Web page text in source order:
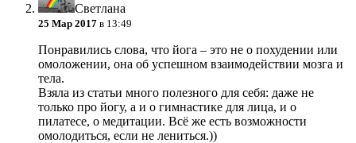
Светлана
25 Мар 2017 в 13:49
Понравились слова, что йога – это не о похудении или
омоложении, она об успешном взаимодействии мозга и
тела.
Взяла из статьи много полезного для себя: даже не
только про йогу, а и о гимнастике для лица, и о
пилатесе, о медитации. Всё же есть возможности
омолодиться, если не лениться.))